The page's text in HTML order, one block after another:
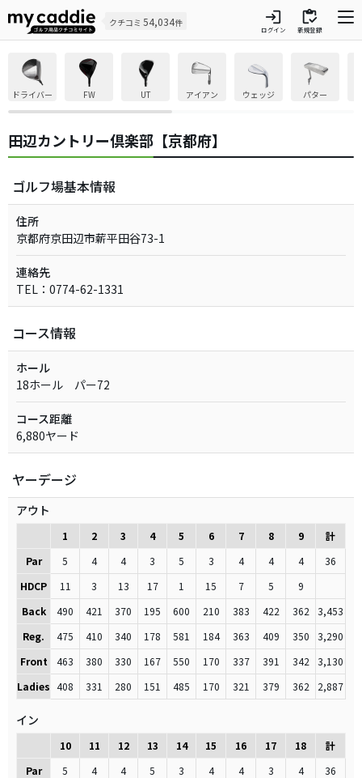
クチコミ 54,034件 login
ログイン
inventory
新規登録
ドライバー FW UT アイアン ウェッジ パター
田辺カントリー倶楽部【京都府】
ゴルフ場基本情報
住所
京都府京田辺市薪平田谷73-1
連絡先
TEL：0774-62-1331
コース情報
ホール
18ホール パー72
コース距離
6,880ヤード
ヤーデージ
アウト
1 2 3 4 5 6 7 8 9
計
Par
5 4 4 3 5 3 4 4 4
36
HDCP
11 3 13 17 1 15 7 5
9
Back
490 421 370 195 600 210 383 422 362
3,453
Reg.
475 410 340 178 581 184 363 409 350
3,290
Front
463 380 330 167 550 170 337 391 342
3,130
Ladies 408 331 280 151 485 170 321 379 362 2,887
イン
10 11 12 13 14 15 16 17 18
計
Par
5 4 4 5 3 4 4 3 4
36